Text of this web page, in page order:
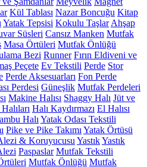
Kül Tablası Nazar Boncuğu Kitap
Yatak Tepsisi Kokulu Taşlar Ahşap
Süsleri Cansız Manken Mutfak
Masa Örtüleri Mutfak Önlüğü
Bezi Runner Fırın Eldiveni ve
Peçete Ev Tekstili Perde Stor
Perde Aksesuarları Fon Perde
Perdesi Güneşlik Mutfak Perdeleri
Makine Halısı Shaggy Halı Jüt ve
Halı Kaydırmazı El Halısı
Halı Yatak Odası Tekstili
Pike ve Pike Takımı Yatak Örtüsü
& Koruyucusu YastıkYastık
Paspaslar Mutfak Tekstili
Mutfak Önlüğü Mutfak